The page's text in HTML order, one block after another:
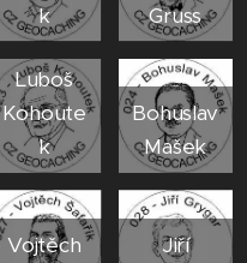
k
Gruss
Luboš
Kohoute
k
Bohuslav
Mašek
Vojtěch
Jiří